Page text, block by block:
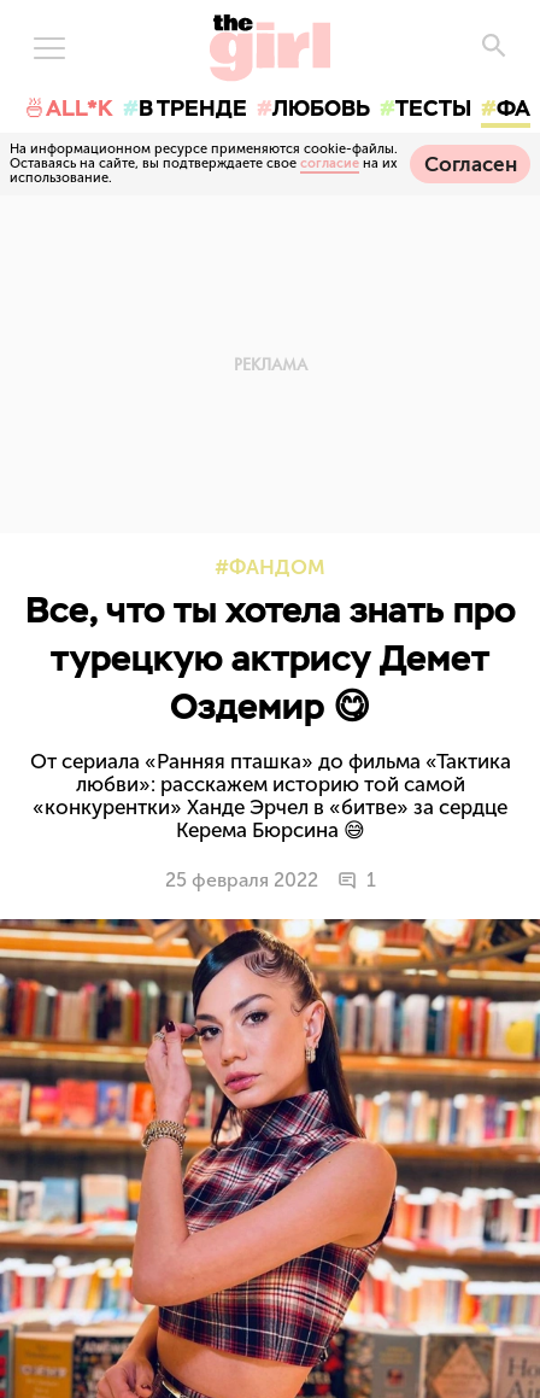
🍜ALL*K В ТРЕНДЕ ЛЮБОВЬ ТЕСТЫ
На информационном ресурсе применяются cookie-файлы.
Оставаясь на сайте, вы подтверждаете свое согласие на их
использование.
Согласен
ФАНДОМ
Все, что ты хотела знать про
турецкую актрису Демет
Оздемир 😋
От сериала «Ранняя пташка» до фильма «Тактика
любви»: расскажем историю той самой
«конкурентки» Ханде Эрчел в «битве» за сердце
Керема Бюрсина 😅
25 февраля 2022 1